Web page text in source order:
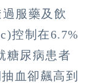
服藥及飲
控制在6.7%
糖尿病患者
血卻飆高到